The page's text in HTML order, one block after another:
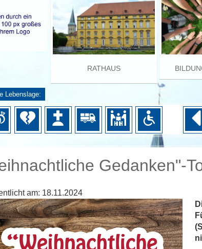
RATHAUS
Lebenslage:
Gedanken"-
am: 18.11.2024